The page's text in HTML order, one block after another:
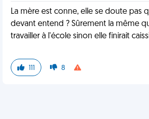
La mère est conne, elle se doute pas
devant entend ? Sûrement la même
travailler à l'école sinon elle finirait
111 8